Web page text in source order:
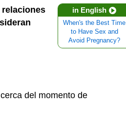
in English
When's the Best Time
to Have Sex and
Avoid Pregnancy?
relaciones
del momento de